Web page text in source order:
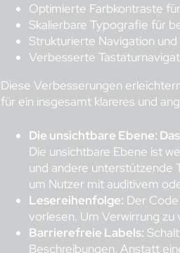
Optimierte Farbkontraste
Skalierbare Typografie für
Strukturierte Navigation
Verbesserte
Diese Verbesserungen
für ein insgesamt klareres und
Die unsichtbare Ebene:
Die unsichtbare Ebene ist
und andere unterstützende
um Nutzer mit auditivem
Lesereihenfolge: Der
vorlesen. Um Verwirrung
Barrierefreie Labels:
Beschreibungen. Anstatt